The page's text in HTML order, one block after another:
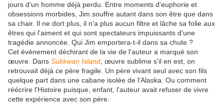
jours d'un homme déjà perdu. Entre moments d'euphorie et
obsessions morbides, Jim souffre autant dans son être que dans
sa chair. Il ne dort plus, il n'a plus aucun filtre et lâche sa folie aux
êtres qui l'aiment et qui sont spectateurs impuissants d'une
tragédie annoncée. Qui Jim emportera-t-il dans sa chute ?
Cet événement déchirant de la vie de l'auteur a marqué son
œuvre. Dans Sukkwan Island , œuvre sublime s'il en est, on
retrouvait déjà ce père fragile. Un père vivant seul avec son fils
quelque part dans une cabane isolée de l'Alaska. Ou comment
réécrire l'Histoire puisque, enfant, l'auteur avait refuser de vivre
cette expérience avec son père.